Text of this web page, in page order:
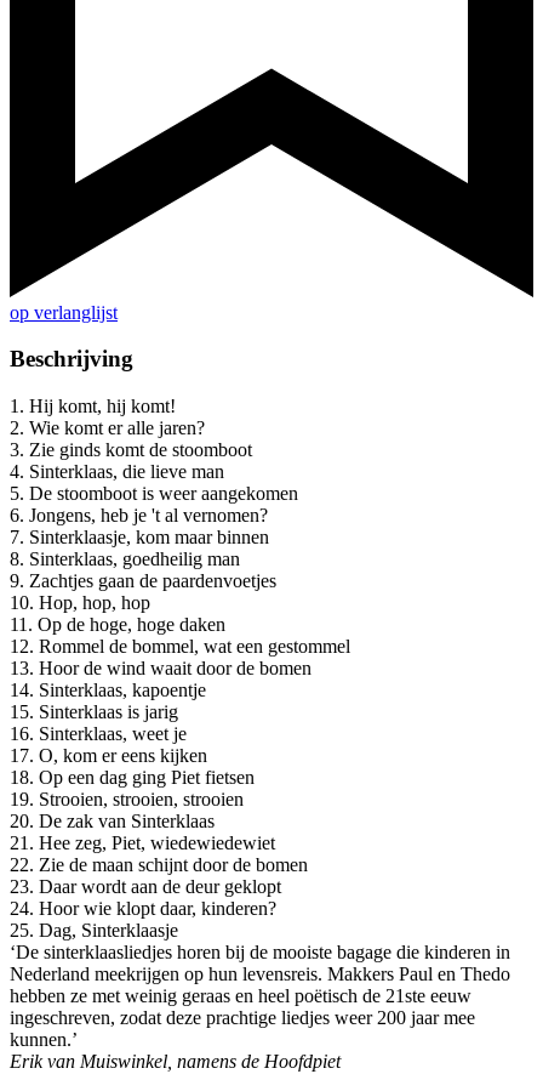
op verlanglijst
Beschrijving
1. Hij komt, hij komt!
2. Wie komt er alle jaren?
3. Zie ginds komt de stoomboot
4. Sinterklaas, die lieve man
5. De stoomboot is weer aangekomen
6. Jongens, heb je 't al vernomen?
7. Sinterklaasje, kom maar binnen
8. Sinterklaas, goedheilig man
9. Zachtjes gaan de paardenvoetjes
10. Hop, hop, hop
11. Op de hoge, hoge daken
12. Rommel de bommel, wat een gestommel
13. Hoor de wind waait door de bomen
14. Sinterklaas, kapoentje
15. Sinterklaas is jarig
16. Sinterklaas, weet je
17. O, kom er eens kijken
18. Op een dag ging Piet fietsen
19. Strooien, strooien, strooien
20. De zak van Sinterklaas
21. Hee zeg, Piet, wiedewiedewiet
22. Zie de maan schijnt door de bomen
23. Daar wordt aan de deur geklopt
24. Hoor wie klopt daar, kinderen?
25. Dag, Sinterklaasje
‘De sinterklaasliedjes horen bij de mooiste bagage die kinderen in
Nederland meekrijgen op hun levensreis. Makkers Paul en Thedo
hebben ze met weinig geraas en heel poëtisch de 21ste eeuw
ingeschreven, zodat deze prachtige liedjes weer 200 jaar mee
kunnen.’
Erik van Muiswinkel, namens de Hoofdpiet